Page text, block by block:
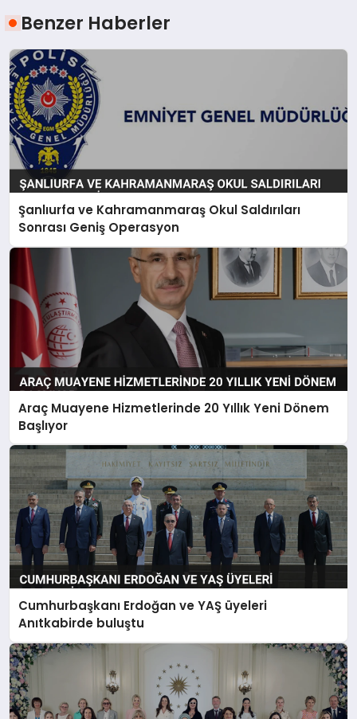
Benzer Haberler
Şanlıurfa ve Kahramanmaraş Okul Saldırıları
Sonrası Geniş Operasyon
Araç Muayene Hizmetlerinde 20 Yıllık Yeni Dönem
Başlıyor
Cumhurbaşkanı Erdoğan ve YAŞ üyeleri
Anıtkabirde buluştu